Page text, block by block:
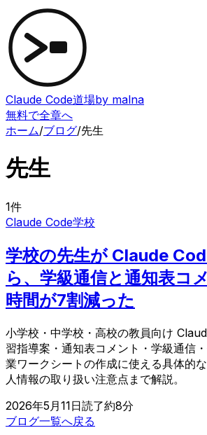
Claude Code道場by malna
無料で全章へ
ホーム/ブログ/先生
先生
1件
Claude Code学校
学校の先生が Claude
ら、学級通信と通知表コ
時間が7割減った
小学校・中学校・高校の教員向け
習指導案・通知表コメント・学級通信
業ワークシートの作成に使える具体的
人情報の取り扱い注意点まで解説。
2026年5月11日読了約8分
ブログ一覧へ戻る